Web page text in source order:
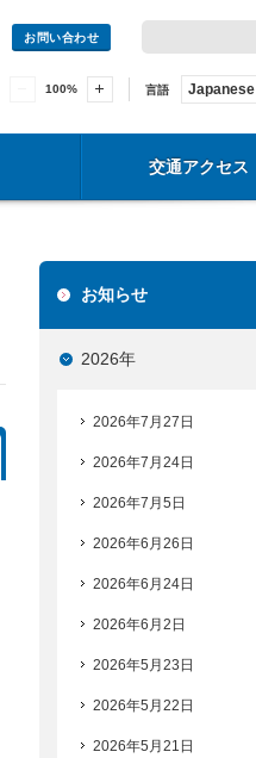
お問い合わせ
100% 言語 Japanese
交通アクセス
お知らせ
2026年
2026年7月27日
2026年7月24日
2026年7月5日
2026年6月26日
2026年6月24日
2026年6月2日
2026年5月23日
2026年5月22日
2026年5月21日